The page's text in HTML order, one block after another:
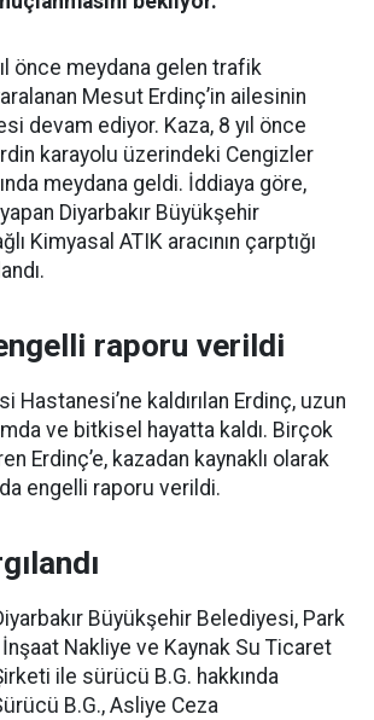
önce meydana gelen trafik
Mesut Erdinç’in ailesinin
devam ediyor. Kaza, 8 yıl önce
karayolu üzerindeki Cengizler
meydana geldi. İddiaya göre,
yapan Diyarbakır Büyükşehir
Kimyasal ATIK aracının çarptığı
raporu verildi
Hastanesi’ne kaldırılan Erdinç, uzun
ve bitkisel hayatta kaldı. Birçok
Erdinç’e, kazadan kaynaklı olarak
engelli raporu verildi.
Büyükşehir Belediyesi, Park
Nakliye ve Kaynak Su Ticaret
ile sürücü B.G. hakkında
B.G., Asliye Ceza